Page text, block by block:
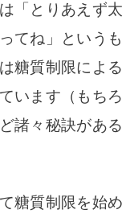
「とりあえず太
てね」というも
糖質制限による
います （もちろ
諸々秘訣がある
糖質制限を始め